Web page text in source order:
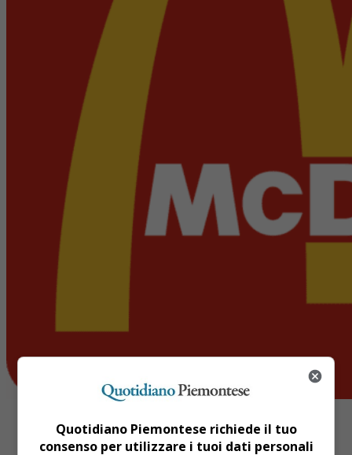
Quotidiano Piemontese richiede il tuo
consenso per utilizzare i tuoi dati personali